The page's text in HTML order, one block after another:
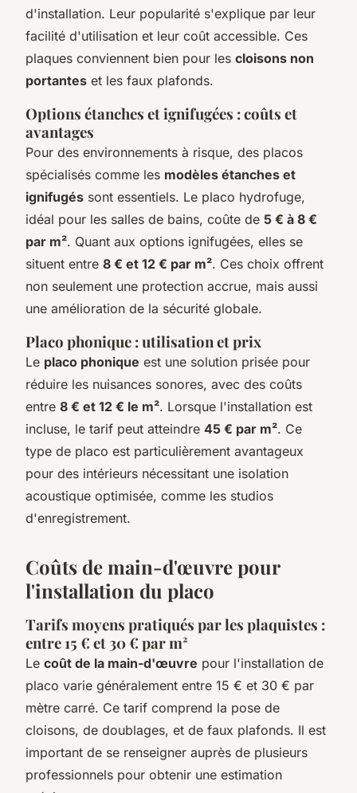
d'installation. Leur popularité s'explique par leur
facilité d'utilisation et leur coût accessible. Ces
plaques conviennent bien pour les cloisons non
portantes et les faux plafonds.
Options étanches et ignifugées : coûts et
avantages
Pour des environnements à risque, des placos
spécialisés comme les modèles étanches et
ignifugés sont essentiels. Le placo hydrofuge,
idéal pour les salles de bains, coûte de 5 € à 8 €
par m². Quant aux options ignifugées, elles se
situent entre 8 € et 12 € par m². Ces choix offrent
non seulement une protection accrue, mais aussi
une amélioration de la sécurité globale.
Placo phonique : utilisation et prix
Le placo phonique est une solution prisée pour
réduire les nuisances sonores, avec des coûts
entre 8 € et 12 € le m². Lorsque l'installation est
incluse, le tarif peut atteindre 45 € par m². Ce
type de placo est particulièrement avantageux
pour des intérieurs nécessitant une isolation
acoustique optimisée, comme les studios
d'enregistrement.
Coûts de main-d'œuvre pour
l'installation du placo
Tarifs moyens pratiqués par les plaquistes :
entre 15 € et 30 € par m²
Le coût de la main-d'œuvre pour l'installation de
placo varie généralement entre 15 € et 30 € par
mètre carré. Ce tarif comprend la pose de
cloisons, de doublages, et de faux plafonds. Il est
important de se renseigner auprès de plusieurs
professionnels pour obtenir une estimation